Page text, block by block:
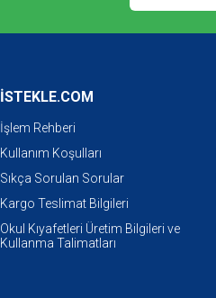
İSTEKLE.COM
İşlem Rehberi
Kullanım Koşulları
Sıkça Sorulan Sorular
Kargo Teslimat Bilgileri
Okul Kıyafetleri Üretim Bilgileri ve
Kullanma Talimatları